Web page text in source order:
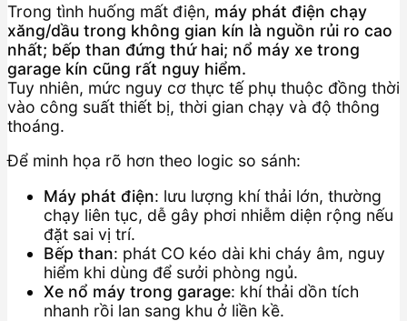
Trong tình huống mất điện, máy phát điện chạy
xăng/dầu trong không gian kín là nguồn rủi ro cao
nhất; bếp than đứng thứ hai; nổ máy xe trong
garage kín cũng rất nguy hiểm.
Tuy nhiên, mức nguy cơ thực tế phụ thuộc đồng thời
vào công suất thiết bị, thời gian chạy và độ thông
thoáng.
Để minh họa rõ hơn theo logic so sánh:
Máy phát điện: lưu lượng khí thải lớn, thường
chạy liên tục, dễ gây phơi nhiễm diện rộng nếu
đặt sai vị trí.
Bếp than: phát CO kéo dài khi cháy âm, nguy
hiểm khi dùng để sưởi phòng ngủ.
Xe nổ máy trong garage: khí thải dồn tích
nhanh rồi lan sang khu ở liền kề.